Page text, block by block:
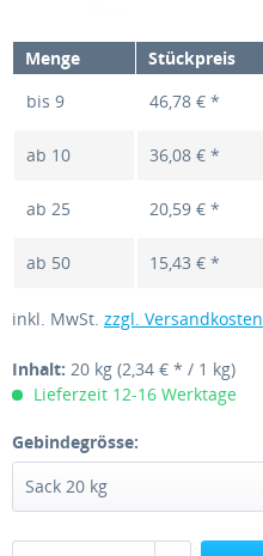
Menge Stückpreis
bis 9 46,78 € *
ab 10 36,08 € *
ab 25 20,59 € *
ab 50 15,43 € *
inkl. MwSt. zzgl. Versandkosten
Inhalt: 20 kg (2,34 € * / 1 kg)
Lieferzeit 12-16 Werktage
Gebindegrösse: